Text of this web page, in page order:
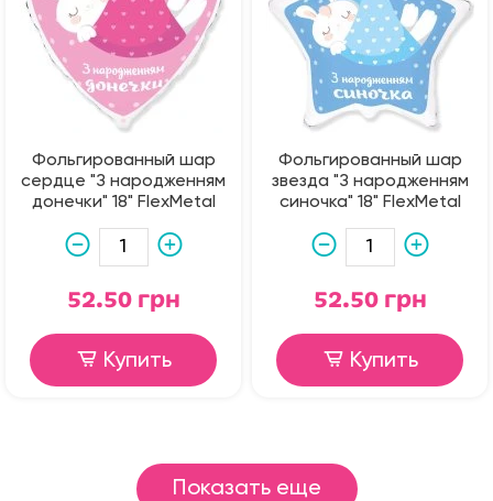
Фольгированный шар
сердце "З народженням
донечки" 18" FlexMetal
52.50 грн
Купить
Фольгированный шар
звезда "З народженням
синочка" 18" FlexMetal
52.50 грн
Купить
Показать еще